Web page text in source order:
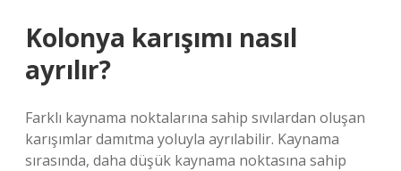
Kolonya karışımı nasıl
ayrılır?
Farklı kaynama noktalarına sahip sıvılardan oluşan
karışımlar damıtma yoluyla ayrılabilir. Kaynama
sırasında, daha düşük kaynama noktasına sahip